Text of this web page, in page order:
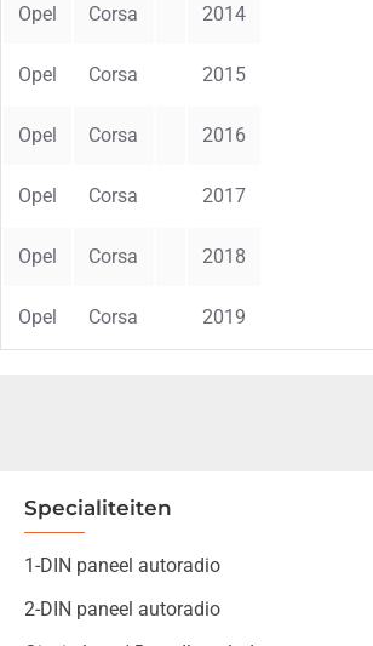
Opel Corsa 2014
Opel Corsa 2015
Opel Corsa 2016
Opel Corsa 2017
Opel Corsa 2018
Opel Corsa 2019
Specialiteiten
1-DIN paneel autoradio
2-DIN paneel autoradio